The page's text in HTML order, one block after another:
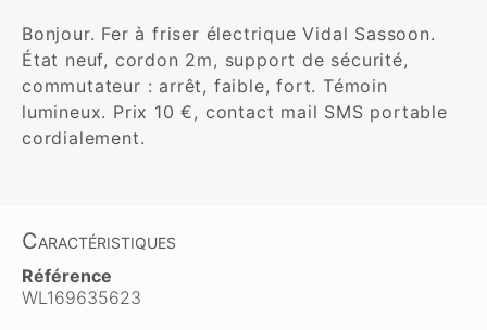
Bonjour. Fer à friser électrique Vidal Sassoon.
État neuf, cordon 2m, support de sécurité,
commutateur : arrêt, faible, fort. Témoin
lumineux. Prix 10 €, contact mail SMS portable
cordialement.
Caractéristiques
Référence
WL169635623